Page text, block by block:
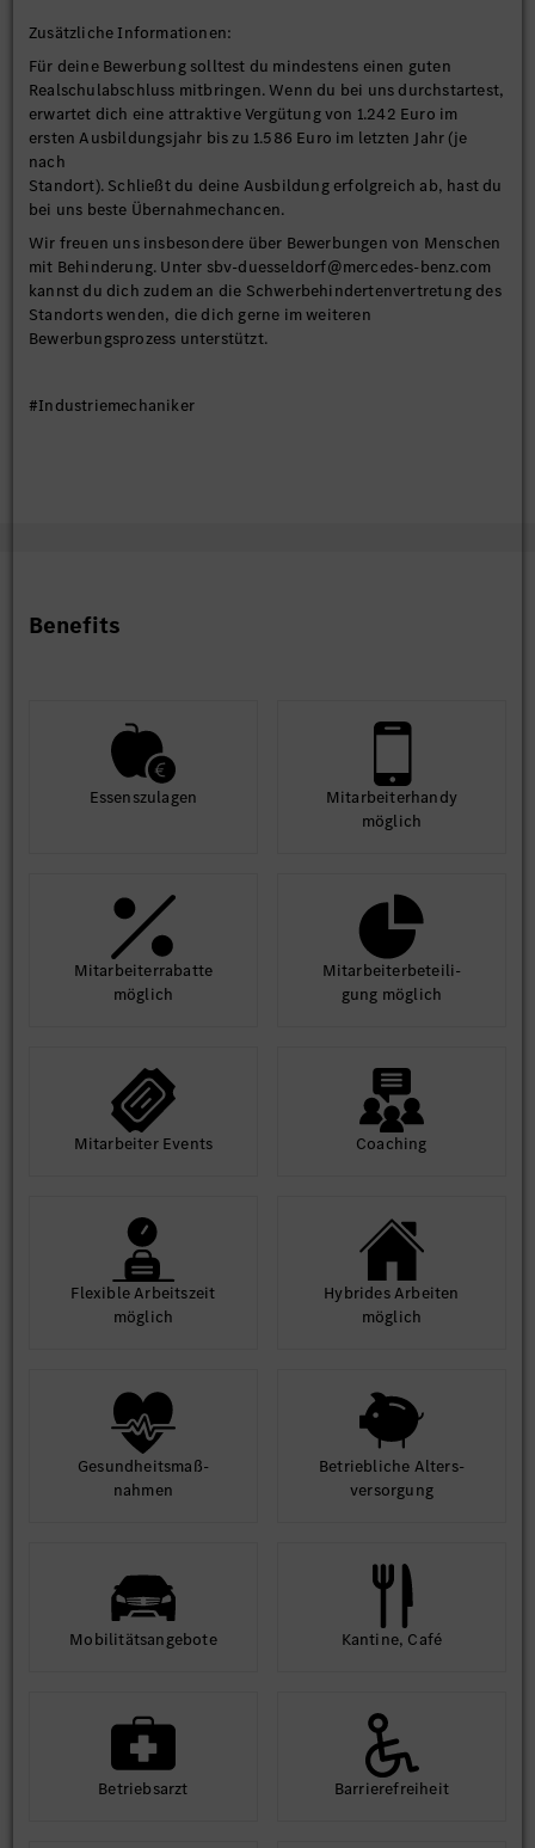
Zusätzliche Informationen:
Für deine Bewerbung solltest du mindestens einen guten
Realschulabschluss mitbringen. Wenn du bei uns durchstartest,
erwartet dich eine attraktive Vergütung von 1.242 Euro im
ersten Ausbildungsjahr bis zu 1.586 Euro im letzten Jahr (je
nach
Standort). Schließt du deine Ausbildung erfolgreich ab, hast du
bei uns beste Übernahmechancen.
Wir freuen uns insbesondere über Bewerbungen von Menschen
mit Behinderung. Unter sbv-duesseldorf@mercedes-benz.com
kannst du dich zudem an die Schwerbehindertenvertretung des
Standorts wenden, die dich gerne im weiteren
Bewerbungsprozess unterstützt.
#Industriemechaniker
Benefits
Essens­zulagen
Mit­arbeiter­handy
möglich
Mit­arbeiter­rabatte
möglich
Mit­arbeiter­beteili­
gung möglich
Mit­arbeiter Events Coaching
Flexible Arbeits­zeit
möglich
Hybrides Arbeiten
möglich
Gesund­heits­maß­
nahmen
Betrieb­liche Alters­
ver­sorgung
Mobilitäts­angebote Kantine, Café
Betriebs­arzt Barriere­frei­heit